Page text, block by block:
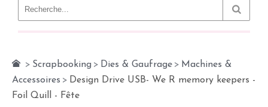
> Scrapbooking > Dies & Gaufrage > Machines &
Accessoires > Design Drive USB- We R memory keepers -
Foil Quill - Fête